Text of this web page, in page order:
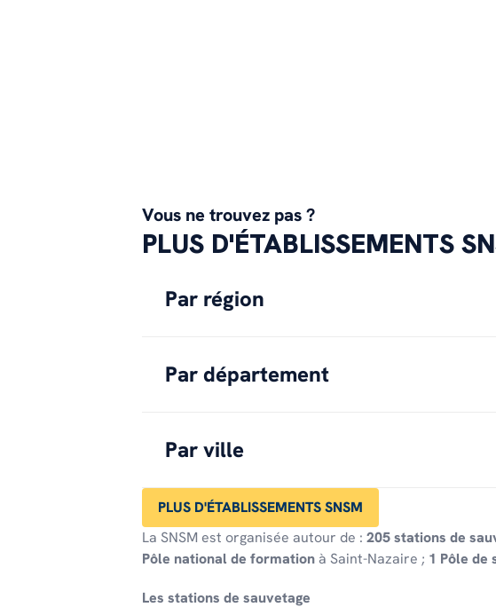
Vous ne trouvez pas ?
PLUS D'ÉTABLISSEMENTS
Par région
Par département
Par ville
PLUS D'ÉTABLISSEMENTS SNSM
La SNSM est organisée autour de : 205 stations de
Pôle national de formation à Saint-Nazaire ; 1 Pôle de
Les stations de sauve­tage